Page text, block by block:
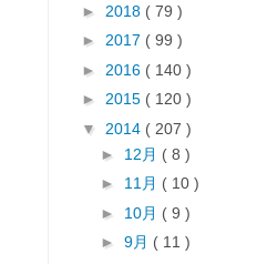
► 2018 ( 79 )
► 2017 ( 99 )
► 2016 ( 140 )
► 2015 ( 120 )
▼ 2014 ( 207 )
► 12月 ( 8 )
► 11月 ( 10 )
► 10月 ( 9 )
► 9月 ( 11 )